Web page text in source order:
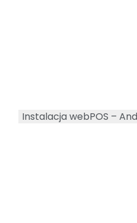
Instalacja webPOS –